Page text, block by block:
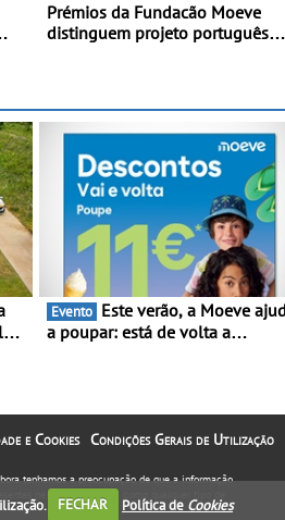
Prémios da Fundacão Moeve
distinguem projeto português
Evento
a poupar: está de volta a
e Cookies Condições Gerais de Utilização
tenhamos a preocupação de que a informação
neste portal, assim como qualquer tipo de
FECHAR Política de Cookies